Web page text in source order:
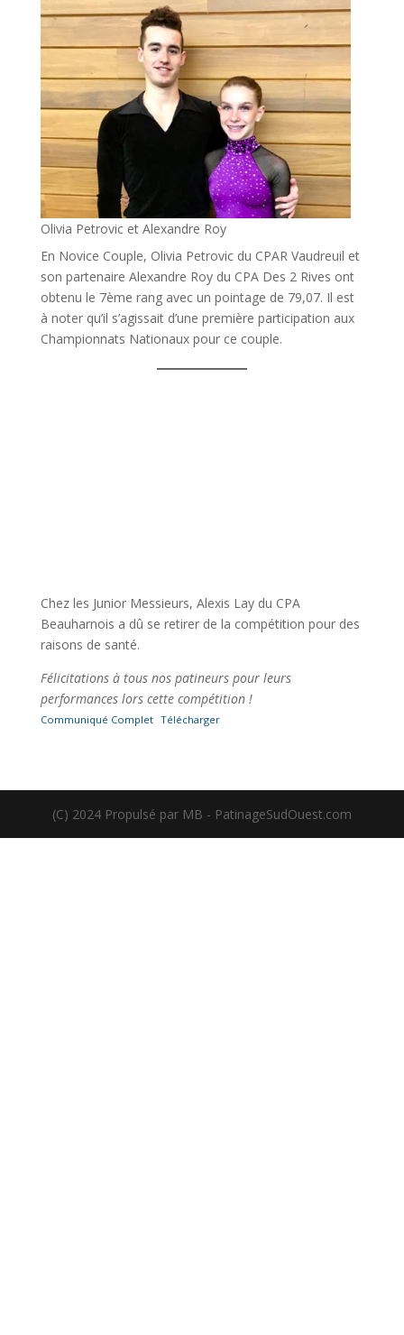
Olivia Petrovic et Alexandre Roy
En Novice Couple, Olivia Petrovic du CPAR Vaudreuil et
son partenaire Alexandre Roy du CPA Des 2 Rives ont
obtenu le 7ème rang avec un pointage de 79,07. Il est
à noter qu’il s’agissait d’une première participation aux
Championnats Nationaux pour ce couple.
Chez les Junior Messieurs, Alexis Lay du CPA
Beauharnois a dû se retirer de la compétition pour des
raisons de santé.
Félicitations à tous nos patineurs pour leurs
performances lors cette compétition !
Communiqué Complet Télécharger
(C) 2024 Propulsé par MB - PatinageSudOuest.com